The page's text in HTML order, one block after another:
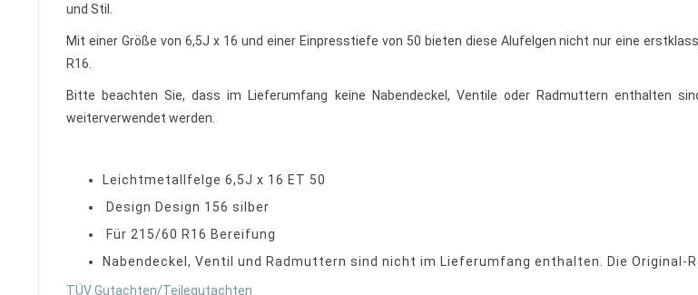
und Stil.
Mit einer Größe von 6,5J x 16 und einer Einpresstiefe von 50 bieten diese Alufelgen nicht nur eine
R16.
Bitte beachten Sie, dass im Lieferumfang keine Nabendeckel, Ventile oder Radmuttern enthalten
weiterverwendet werden.
Leichtmetallfelge 6,5J x 16 ET 50
Design Design 156 silber
Für 215/60 R16 Bereifung
Nabendeckel, Ventil und Radmuttern sind nicht im Lieferumfang enthalten. Die Original-
TÜV Gutachten/Teilegutachten